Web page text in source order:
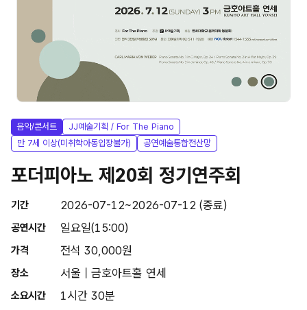
음악/콘서트
JJ예술기획 / For The Piano
만 7세 이상(미취학아동입장불가)
공연예술통합전산망
포더피아노 제20회 정기연주회
기간 2026-07-12~2026-07-12 (종료)
공연시간 일요일(15:00)
가격 전석 30,000원
장소 서울 | 금호아트홀 연세
소요시간 1시간 30분